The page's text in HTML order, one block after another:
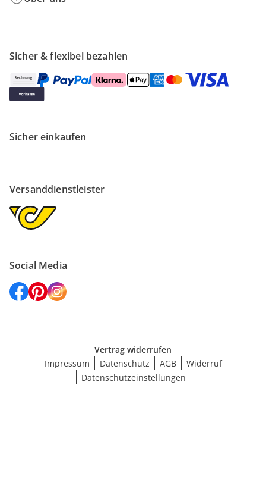
Sicher & flexibel bezahlen
Sicher einkaufen
Versanddienstleister
Social Media
Vertrag widerrufen
Impressum
Datenschutz AGB
Widerruf
Datenschutzeinstellungen